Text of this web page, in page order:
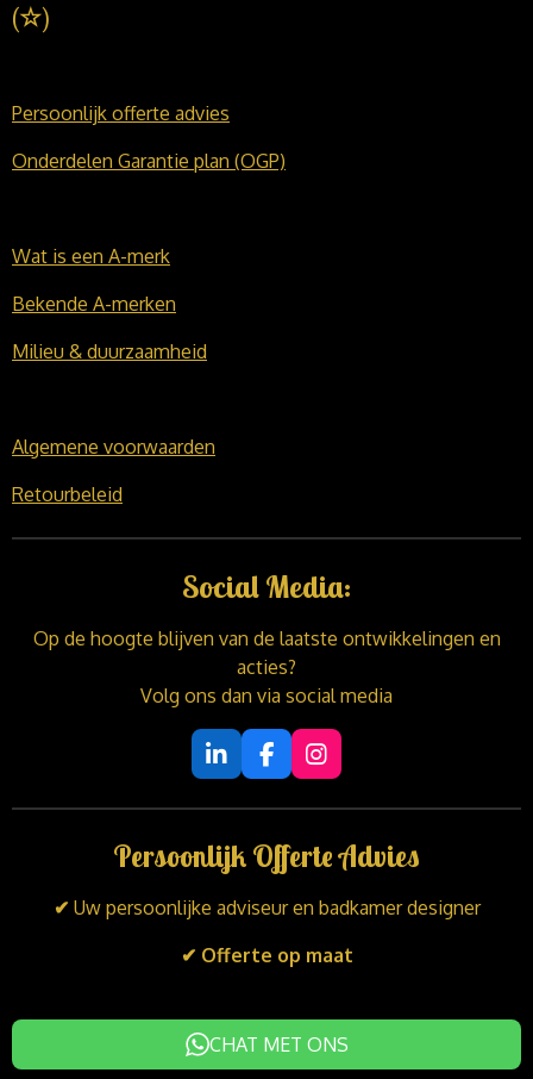
(☆)
Persoonlijk offerte advies
Onderdelen Garantie plan (OGP)
Wat is een A-merk
Bekende A-merken
Milieu & duurzaamheid
Algemene voorwaarden
Retourbeleid
Social Media:
Op de hoogte blijven van de laatste ontwikkelingen en
acties?
Volg ons dan via social media
L
i
n
e
d
I
n
F
a
c
b
o
o
k
I
n
s
a
r
a
Persoonlijk Offerte Advies
✔ Uw persoonlijke adviseur en badkamer designer
✔ Offerte op maat
CHAT MET ONS